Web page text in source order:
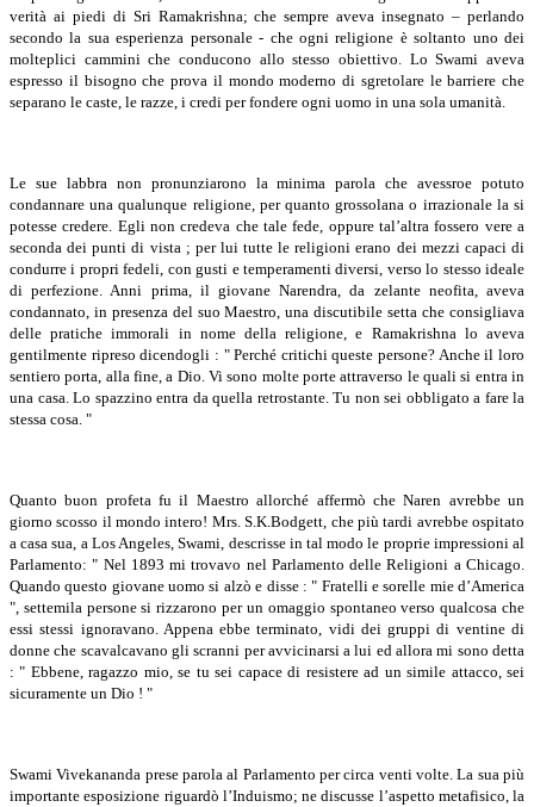
verità ai piedi di Sri Ramakrishna; che sempre aveva insegnato – perlando
secondo la sua esperienza personale - che ogni religione è soltanto uno dei
molteplici cammini che conducono allo stesso obiettivo. Lo Swami aveva
espresso il bisogno che prova il mondo moderno di sgretolare le barriere che
separano le caste, le razze, i credi per fondere ogni uomo in una sola umanità.
Le sue labbra non pronunziarono la minima parola che avessroe potuto
condannare una qualunque religione, per quanto grossolana o irrazionale la si
potesse credere. Egli non credeva che tale fede, oppure tal’altra fossero vere a
seconda dei punti di vista ; per lui tutte le religioni erano dei mezzi capaci di
condurre i propri fedeli, con gusti e temperamenti diversi, verso lo stesso ideale
di perfezione. Anni prima, il giovane Narendra, da zelante neofita, aveva
condannato, in presenza del suo Maestro, una discutibile setta che consigliava
delle pratiche immorali in nome della religione, e Ramakrishna lo aveva
gentilmente ripreso dicendogli : " Perché critichi queste persone? Anche il loro
sentiero porta, alla fine, a Dio. Vi sono molte porte attraverso le quali si entra in
una casa. Lo spazzino entra da quella retrostante. Tu non sei obbligato a fare la
stessa cosa. "
Quanto buon profeta fu il Maestro allorché affermò che Naren avrebbe un
giorno scosso il mondo intero! Mrs. S.K.Bodgett, che più tardi avrebbe ospitato
a casa sua, a Los Angeles, Swami, descrisse in tal modo le proprie impressioni al
Parlamento: " Nel 1893 mi trovavo nel Parlamento delle Religioni a Chicago.
Quando questo giovane uomo si alzò e disse : " Fratelli e sorelle mie d’America
", settemila persone si rizzarono per un omaggio spontaneo verso qualcosa che
essi stessi ignoravano. Appena ebbe terminato, vidi dei gruppi di ventine di
donne che scavalcavano gli scranni per avvicinarsi a lui ed allora mi sono detta
: " Ebbene, ragazzo mio, se tu sei capace di resistere ad un simile attacco, sei
sicuramente un Dio ! "
Swami Vivekananda prese parola al Parlamento per circa venti volte. La sua più
importante esposizione riguardò l’Induismo; ne discusse l’aspetto metafisico, la